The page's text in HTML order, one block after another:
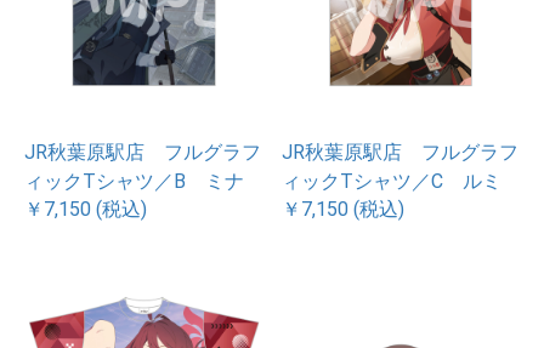
JR秋葉原駅店 フルグラフ
ィックTシャツ／B ミナ
￥7,150 (税込)
JR秋葉原駅店 フルグラフ
ィックTシャツ／C ルミ
￥7,150 (税込)